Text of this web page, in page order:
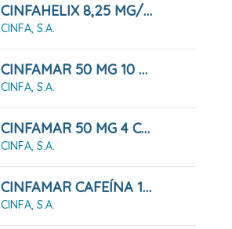
CINFAHELIX 8,25 MG/ML JARABE 100 ML
CINFA, S.A.
CINFAMAR 50 MG 10 COMPRIMIDOS RECUBIERTOS
CINFA, S.A.
CINFAMAR 50 MG 4 COMPRIMIDOS RECUBIERTOS
CINFA, S.A.
CINFAMAR CAFEÍNA 10 COMPRIMIDOS RECUBIERTOS
CINFA, S.A.